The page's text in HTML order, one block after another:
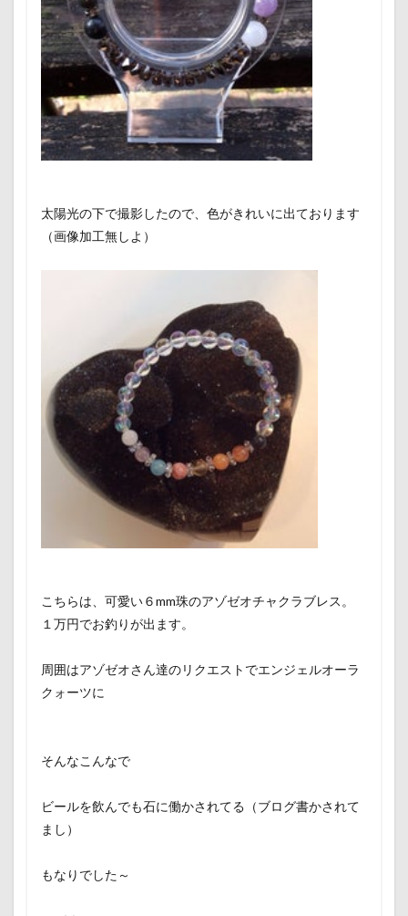
太陽光の下で撮影したので、色がきれいに出ております
（画像加工無しよ）
こちらは、可愛い６mm珠のアゾゼオチャクラブレス。
１万円でお釣りが出ます。
周囲はアゾゼオさん達のリクエストでエンジェルオーラ
クォーツに
そんなこんなで
ビールを飲んでも石に働かされてる（ブログ書かされて
まし）
もなりでした～